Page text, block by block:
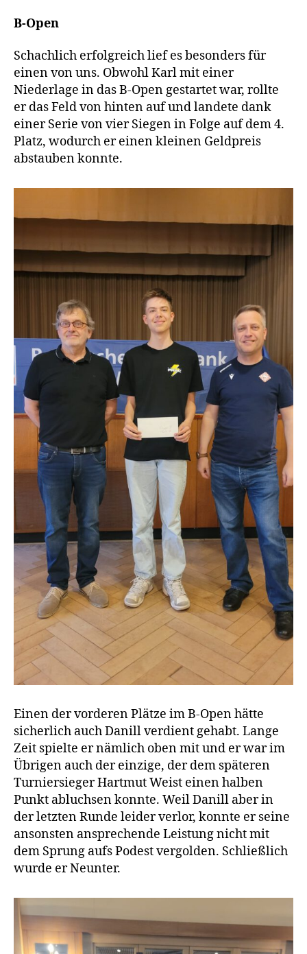
B-Open
Schachlich erfolgreich lief es besonders für
einen von uns. Obwohl Karl mit einer
Niederlage in das B-Open gestartet war, rollte
er das Feld von hinten auf und landete dank
einer Serie von vier Siegen in Folge auf dem 4.
Platz, wodurch er einen kleinen Geldpreis
abstauben konnte.
Einen der vorderen Plätze im B-Open hätte
sicherlich auch Danill verdient gehabt. Lange
Zeit spielte er nämlich oben mit und er war im
Übrigen auch der einzige, der dem späteren
Turniersieger Hartmut Weist einen halben
Punkt abluchsen konnte. Weil Danill aber in
der letzten Runde leider verlor, konnte er seine
ansonsten ansprechende Leistung nicht mit
dem Sprung aufs Podest vergolden. Schließlich
wurde er Neunter.